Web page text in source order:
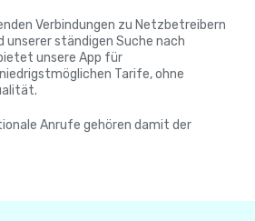
Verbindungen zu Netzbetreibern
unserer ständigen Suche nach
unsere App für
Tarife, ohne
Anrufe gehören damit der